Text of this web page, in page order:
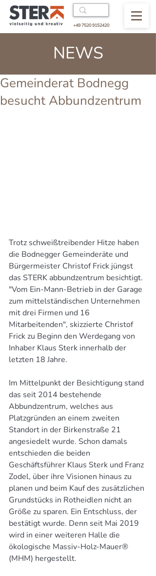
+49 7520 9152420
NEWS
Gemeinderat Bodnegg
besucht Abbundzentrum
Trotz schweißtreibender Hitze haben
die Bodnegger Gemeinderäte und
Bürgermeister Christof Frick jüngst
das STERK abbundzentrum besichtigt.
"Vom Ein-Mann-Betrieb in der Garage
zum mittelständischen Unternehmen
mit drei Firmen und 16
Mitarbeitenden", skizzierte Christof
Frick zu Beginn den Werdegang von
Inhaber Klaus Sterk innerhalb der
letzten 18 Jahre.
Im Mittelpunkt der Besichtigung stand
das seit 2014 bestehende
Abbundzentrum, welches aus
Platzgründen an einem zweiten
Standort in der Birkenstraße 21
angesiedelt wurde. Schon damals
entschieden die beiden
Geschäftsführer Klaus Sterk und Franz
Zodel, über ihre Visionen hinaus zu
planen und beim Kauf des zusätzlichen
Grundstücks in Rotheidlen nicht an
Größe zu sparen. Ein Entschluss, der
bestätigt wurde. Denn seit Mai 2019
wird in einer weiteren Halle die
ökologische Massiv-Holz-Mauer®
(MHM) hergestellt.